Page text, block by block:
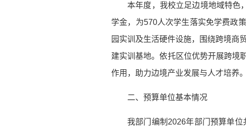
本年度，我校立足边境地域特色
学金，为570人次学生落实免学费政
园实训及生活硬件设施，围绕跨境商
建实训基地。依托区位优势开展跨境
作用，助力边境产业发展与人才培养。
二、预算单位基本情况
我部门编制2026年部门预算单